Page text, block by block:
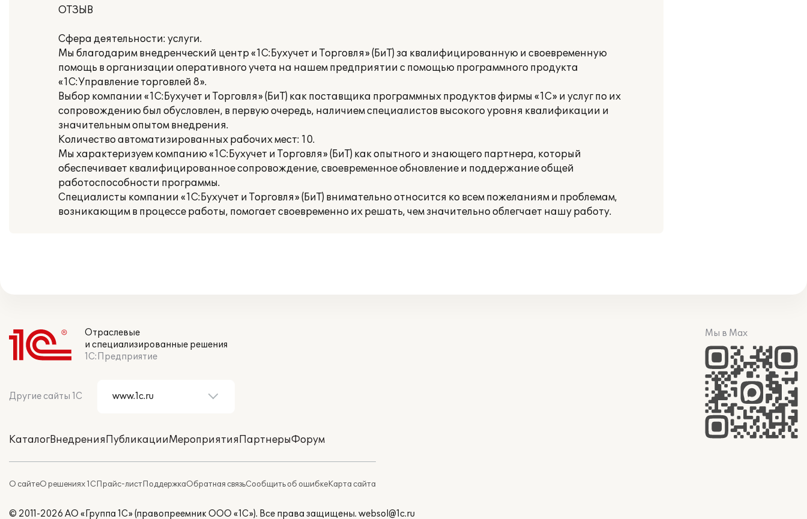
ОТЗЫВ
Сфера деятельности: услуги.
Мы благодарим внедренческий центр «1С:Бухучет и Торговля» (БиТ) за квалифицированную и своевременную
помощь в организации оперативного учета на нашем предприятии с помощью программного продукта
«1С:Управление торговлей 8».
Выбор компании «1С:Бухучет и Торговля» (БиТ) как поставщика программных продуктов фирмы «1С» и услуг по их
сопровождению был обусловлен, в первую очередь, наличием специалистов высокого уровня квалификации и
значительным опытом внедрения.
Количество автоматизированных рабочих мест: 10.
Мы характеризуем компанию «1С:Бухучет и Торговля» (БиТ) как опытного и знающего партнера, который
обеспечивает квалифицированное сопровождение, своевременное обновление и поддержание общей
работоспособности программы.
Специалисты компании «1С:Бухучет и Торговля» (БиТ) внимательно относится ко всем пожеланиям и проблемам,
возникающим в процессе работы, помогает своевременно их решать, чем значительно облегчает нашу работу.
Отраслевые
и специализированные решения
1С:Предприятие
Другие сайты 1С
КаталогВнедренияПубликацииМероприятияПартнерыФорум
О сайтеО решениях 1СПрайс-листПоддержкаОбратная связьСообщить об ошибкеКарта сайта
Мы в Max
© 2011-2026 АО «Группа 1С» (правопреемник ООО «1С»). Все права защищены. websol@1c.ru